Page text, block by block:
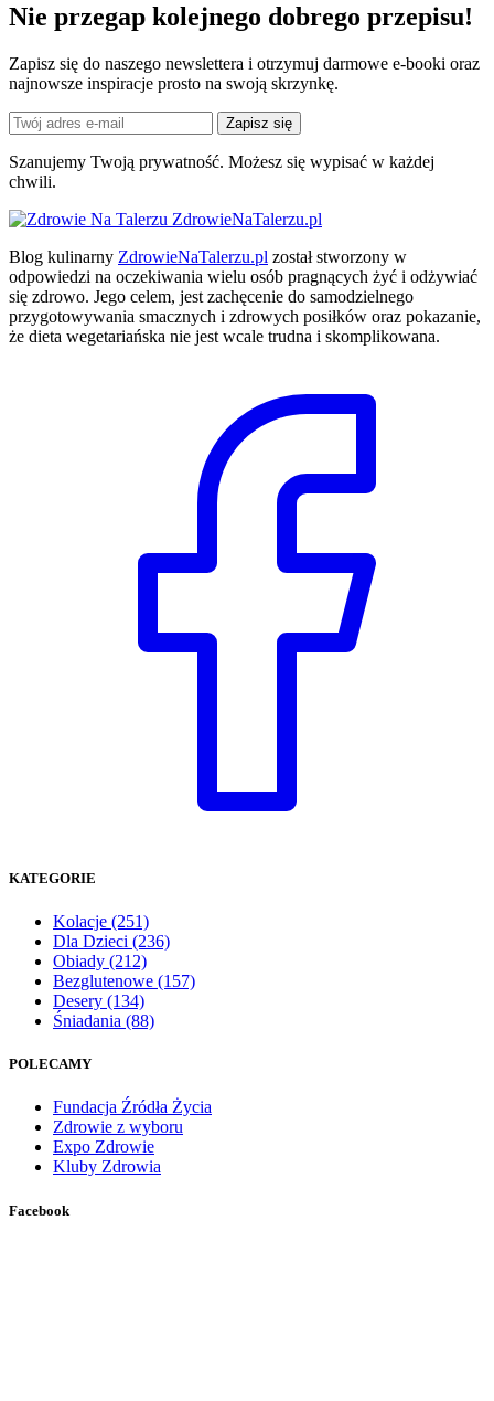
Nie przegap kolejnego dobrego przepisu!
Zapisz się do naszego newslettera i otrzymuj darmowe e-booki oraz
najnowsze inspiracje prosto na swoją skrzynkę.
Zapisz się
Szanujemy Twoją prywatność. Możesz się wypisać w każdej
chwili.
ZdrowieNaTalerzu.pl
Blog kulinarny ZdrowieNaTalerzu.pl został stworzony w
odpowiedzi na oczekiwania wielu osób pragnących żyć i odżywiać
się zdrowo. Jego celem, jest zachęcenie do samodzielnego
przygotowywania smacznych i zdrowych posiłków oraz pokazanie,
że dieta wegetariańska nie jest wcale trudna i skomplikowana.
KATEGORIE
Kolacje (251)
Dla Dzieci (236)
Obiady (212)
Bezglutenowe (157)
Desery (134)
Śniadania (88)
POLECAMY
Fundacja Źródła Życia
Zdrowie z wyboru
Expo Zdrowie
Kluby Zdrowia
Facebook